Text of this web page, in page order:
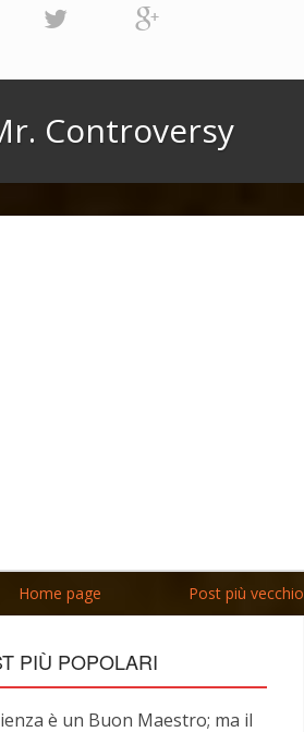
Controversy
Home page Post più vecchio
PIÙ POPOLARI
è un Buon Maestro; ma il